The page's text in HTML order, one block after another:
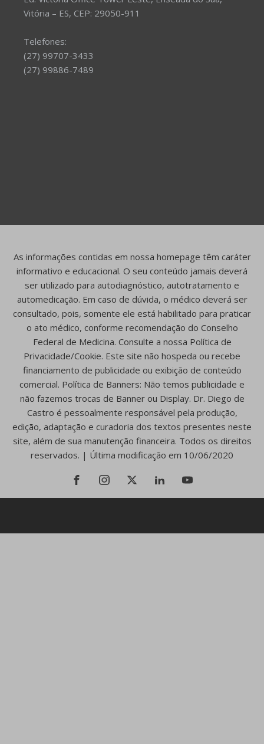
Vitória – ES, CEP: 29050-911
Telefones:
(27) 99707-3433
(27) 99886-7489
As informações contidas em nossa homepage têm caráter
informativo e educacional. O seu conteúdo jamais deverá
ser utilizado para autodiagnóstico, autotratamento e
automedicação. Em caso de dúvida, o médico deverá ser
consultado, pois, somente ele está habilitado para praticar
o ato médico, conforme recomendação do Conselho
Federal de Medicina. Consulte a nossa Política de
Privacidade/Cookie. Este site não hospeda ou recebe
financiamento de publicidade ou exibição de conteúdo
comercial. Política de Banners: Não temos publicidade e
não fazemos trocas de Banner ou Display. Dr. Diego de
Castro é pessoalmente responsável pela produção,
edição, adaptação e curadoria dos textos presentes neste
site, além de sua manutenção financeira. Todos os direitos
reservados. | Última modificação em 10/06/2020